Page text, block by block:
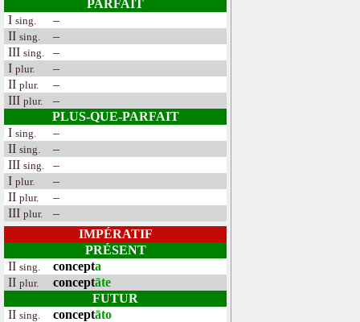
PARFAIT
I sing.
–
II sing.
–
III sing.
–
I plur.
–
II plur.
–
III plur.
–
PLUS-QUE-PARFAIT
I sing.
–
II sing.
–
III sing.
–
I plur.
–
II plur.
–
III plur.
–
IMPÉRATIF
PRÉSENT
II sing. concepta
II plur. conceptāte
FUTUR
II sing. conceptāto